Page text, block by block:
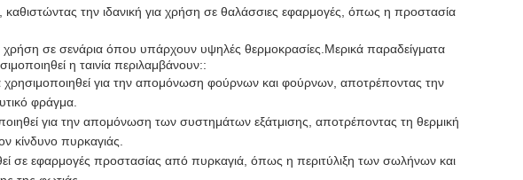
καθιστώντας την ιδανική για χρήση σε θαλάσσιες εφαρμογές, όπως η προστασία
χρήση σε σενάρια όπου υπάρχουν υψηλές θερμοκρασίες.Μερικά παραδείγματα
η ταινία περιλαμβάνουν::
χρησιμοποιηθεί για την απομόνωση φούρνων και φούρνων, αποτρέποντας την
φράγμα.
για την απομόνωση των συστημάτων εξάτμισης, αποτρέποντας τη θερμική
κίνδυνο πυρκαγιάς.
σε εφαρμογές προστασίας από πυρκαγιά, όπως η περιτύλιξη των σωλήνων και